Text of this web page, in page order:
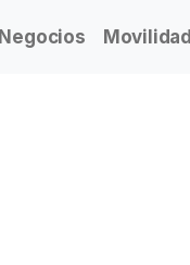
Negocios Movilidad